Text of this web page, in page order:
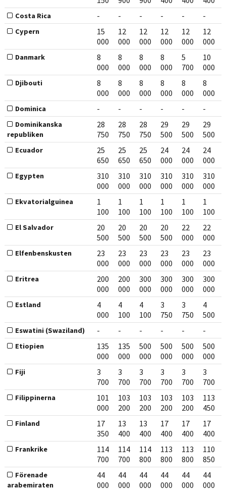
Costa Rica - - - - - -
Cypern
15
000
12
000
12
000
12
000
12
000
12
000
Danmark
8
000
8
000
8
000
8
000
5
700
10
000
Djibouti
8
000
8
000
8
000
8
000
8
000
8
000
Dominica - - - - - -
Dominikanska
republiken
28
750
28
750
28
750
29
500
29
500
29
500
Ecuador
25
650
25
650
25
650
24
000
24
000
24
000
Egypten
310
000
310
000
310
000
310
000
310
000
310
000
Ekvatorialguinea
1
100
1
100
1
100
1
100
1
100
1
100
El Salvador
20
500
20
500
20
500
20
500
22
000
22
000
Elfenbenskusten
23
000
23
000
23
000
23
000
23
000
23
000
Eritrea
200
000
200
000
300
000
300
000
300
000
300
000
Estland
4
000
4
100
4
100
3
750
3
750
4
500
Eswatini (Swaziland) - - - - - -
Etiopien
135
000
135
000
500
000
500
000
500
000
500
000
Fiji
3
700
3
700
3
700
3
700
3
700
3
700
Filippinerna
101
000
103
200
103
200
103
200
103
200
113
450
Finland
17
350
13
400
13
400
17
400
17
400
17
400
Frankrike
114
700
114
700
114
800
113
800
113
800
110
850
Förenade
arabemiraten
44
000
44
000
44
000
44
000
44
000
44
000